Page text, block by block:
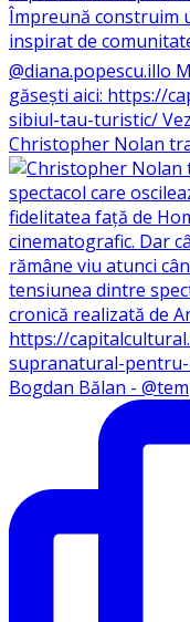
Christopher Nolan
Bogdan Bălan -